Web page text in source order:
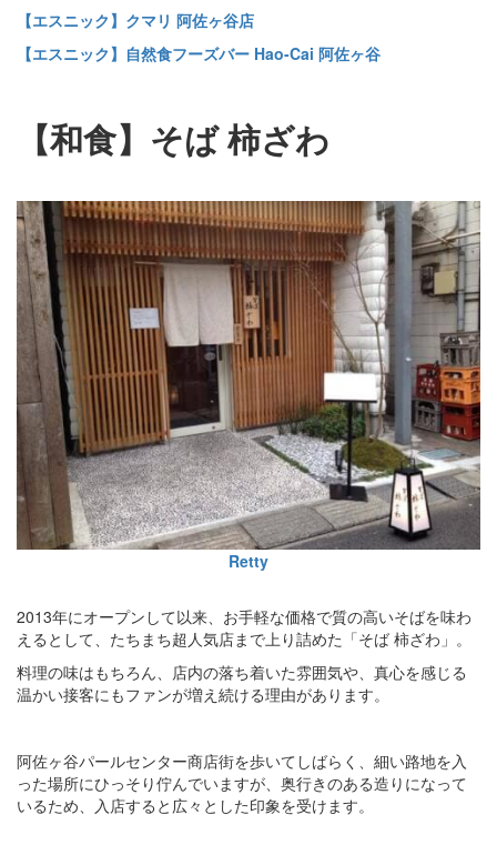
【エスニック】クマリ 阿佐ヶ谷店
【エスニック】自然食フーズバー Hao-Cai 阿佐ヶ谷
【和食】そば 柿ざわ
Retty
2013年にオープンして以来、お手軽な価格で質の高いそばを味わ
えるとして、たちまち超人気店まで上り詰めた「そば 柿ざわ」。
料理の味はもちろん、店内の落ち着いた雰囲気や、真心を感じる
温かい接客にもファンが増え続ける理由があります。
阿佐ヶ谷パールセンター商店街を歩いてしばらく、細い路地を入
った場所にひっそり佇んでいますが、奥行きのある造りになって
いるため、入店すると広々とした印象を受けます。